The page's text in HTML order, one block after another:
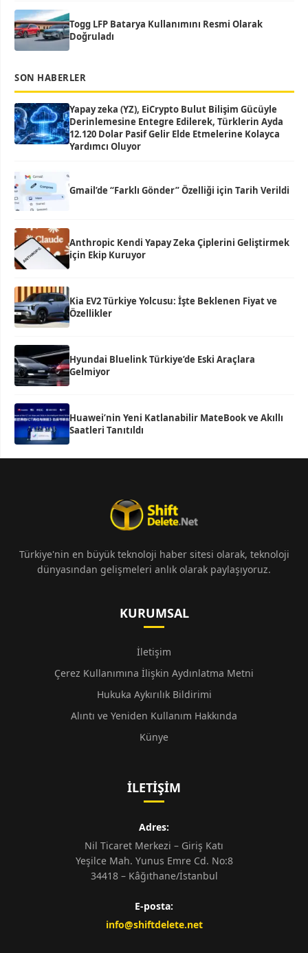
Togg LFP Batarya Kullanımını Resmi Olarak
Doğruladı
SON HABERLER
Yapay zeka (YZ), EiCrypto Bulut Bilişim Gücüyle
Derinlemesine Entegre Edilerek, Türklerin Ayda
12.120 Dolar Pasif Gelir Elde Etmelerine Kolayca
Yardımcı Oluyor
Gmail’de “Farklı Gönder” Özelliği için Tarih Verildi
Anthropic Kendi Yapay Zeka Çiplerini Geliştirmek
için Ekip Kuruyor
Kia EV2 Türkiye Yolcusu: İşte Beklenen Fiyat ve
Özellikler
Hyundai Bluelink Türkiye’de Eski Araçlara
Gelmiyor
Huawei’nin Yeni Katlanabilir MateBook ve Akıllı
Saatleri Tanıtıldı
Türkiye'nin en büyük teknoloji haber sitesi olarak, teknoloji
dünyasından gelişmeleri anlık olarak paylaşıyoruz.
KURUMSAL
İletişim
Çerez Kullanımına İlişkin Aydınlatma Metni
Hukuka Aykırılık Bildirimi
Alıntı ve Yeniden Kullanım Hakkında
Künye
İLETIŞIM
Adres:
Nil Ticaret Merkezi – Giriş Katı
Yeşilce Mah. Yunus Emre Cd. No:8
34418 – Kâğıthane/İstanbul
E-posta:
info@shiftdelete.net